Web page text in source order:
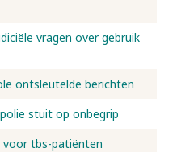
vragen over gebruik
ontsleutelde berichten
stuit op onbegrip
voor tbs-patiënten